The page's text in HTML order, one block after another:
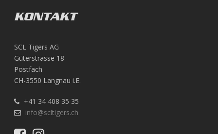
KONTAKT
SCL Tigers AG
Güterstrasse 18
Postfach
CH-3550 Langnau i.E.
+41 34 408 35 35
info@scltigers.ch